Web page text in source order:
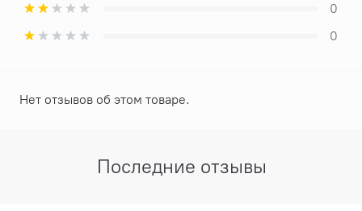
0
0
Нет отзывов об этом товаре.
Последние отзывы